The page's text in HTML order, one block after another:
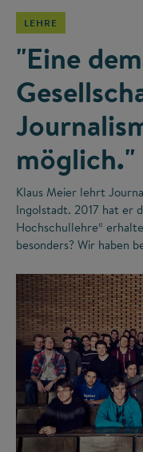
LEHRE
"Eine
möglich."
Klaus Meier lehrt
Ingolstadt. 2017 hat er
Hochschullehre“
besonders? Wir haben